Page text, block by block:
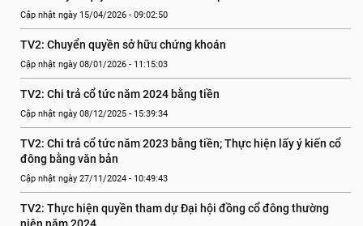
Cập nhật ngày 15/04/2026 - 09:02:50
TV2: Chuyển quyền sở hữu chứng khoán
Cập nhật ngày 08/01/2026 - 11:15:03
TV2: Chi trả cổ tức năm 2024 bằng tiền
Cập nhật ngày 08/12/2025 - 15:39:34
TV2: Chi trả cổ tức năm 2023 bằng tiền; Thực hiện lấy ý kiến cổ
đông bằng văn bản
Cập nhật ngày 27/11/2024 - 10:49:43
TV2: Thực hiện quyền tham dự Đại hội đồng cổ đông thường